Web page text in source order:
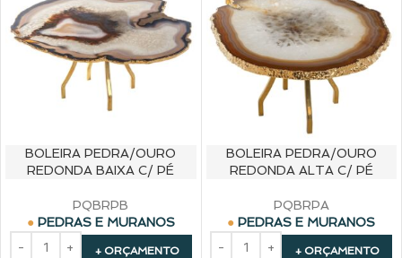
BOLEIRA PEDRA/OURO
REDONDA BAIXA C/ PÉ
PQBRPB
PEDRAS E MURANOS
+ ORÇAMENTO
BOLEIRA PEDRA/OURO
REDONDA ALTA C/ PÉ
PQBRPA
PEDRAS E MURANOS
+ ORÇAMENTO